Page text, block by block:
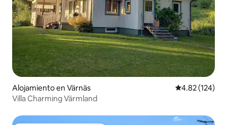
Alojamiento en Värnäs Calificación
4.82 (124)
Villa Charming Värmland